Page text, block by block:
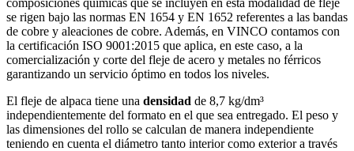
se rigen bajo las normas EN 1654 y EN 1652 referentes a las bandas
de cobre y aleaciones de cobre. Además, en VINCO contamos con
la certificación ISO 9001:2015 que aplica, en este caso, a la
comercialización y corte del fleje de acero y metales no férricos
garantizando un servicio óptimo en todos los niveles.
El fleje de alpaca tiene una densidad de 8,7 kg/dm³
independientemente del formato en el que sea entregado. El peso y
las dimensiones del rollo se calculan de manera independiente
teniendo en cuenta el diámetro tanto interior como exterior a través